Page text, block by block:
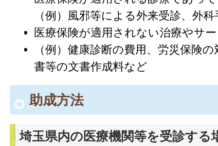
（例）風邪等による外来受診、外
医療保険が適用されない治療やサ
（例）健康診断の費用、労災保険
書等の文書作成料など
助成方法
埼玉県内の医療機関等を受診する